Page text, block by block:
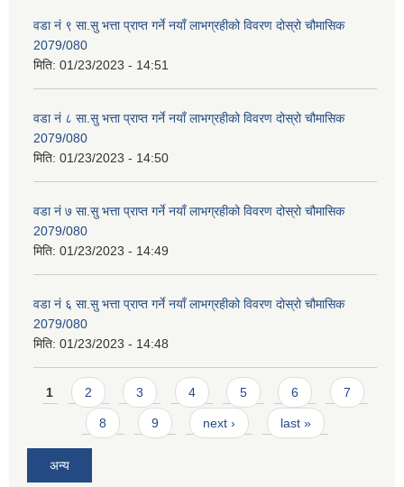
वडा नं ९ सा.सु भत्ता प्राप्त गर्ने नयाँ लाभग्रहीको विवरण दोस्रो चौमासिक
2079/080
मिति: 01/23/2023 - 14:51
वडा नं ८ सा.सु भत्ता प्राप्त गर्ने नयाँ लाभग्रहीको विवरण दोस्रो चौमासिक
2079/080
मिति: 01/23/2023 - 14:50
वडा नं ७ सा.सु भत्ता प्राप्त गर्ने नयाँ लाभग्रहीको विवरण दोस्रो चौमासिक
2079/080
मिति: 01/23/2023 - 14:49
वडा नं ६ सा.सु भत्ता प्राप्त गर्ने नयाँ लाभग्रहीको विवरण दोस्रो चौमासिक
2079/080
मिति: 01/23/2023 - 14:48
Pages
1 2 3 4 5 6 7
8 9 next › last »
अन्य